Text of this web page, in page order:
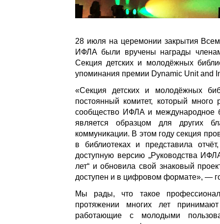
28 июля на церемонии закрытия
ИФЛА были вручены награды
Секция детских и молодёжных
упоминания премии Dynamic Unit and
«Секция детских и молодёжных
постоянный комитет, который много
сообщество ИФЛА и международное
является образцом для других
коммуникации. В этом году секция
в библиотеках и представила
доступную версию „Руководства
лет“ и обновила свой знаковый
доступен и в цифровом формате», —
Мы рады, что такое
протяжении многих лет
работающие с молодыми